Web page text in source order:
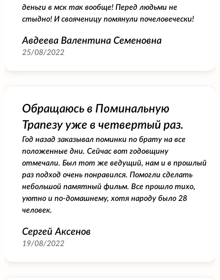
деньги в мск так вообще! Перед людьми не
стыдно! И свояченицу помянули почеловечески!
Авдеева Валентина Семеновна
25/08/2022
Обращаюсь в Поминальную
Трапезу уже в четвертый раз.
Год назад заказывал поминки по брату на все
положенные дни. Сейчас вот годовщину
отмечали. Был тот же ведущий, нам и в прошлый
раз подход очень понравился. Помогли сделать
небольшой памятный фильм. Все прошло тихо,
уютно и по-домашнему, хотя народу было 28
человек.
Сергей Аксенов
19/08/2022